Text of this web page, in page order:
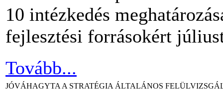
10 intézkedés
fejlesztési forrásokért
Tovább...
JÓVÁHAGYTA A STRATÉGIA ÁLTALÁNOS